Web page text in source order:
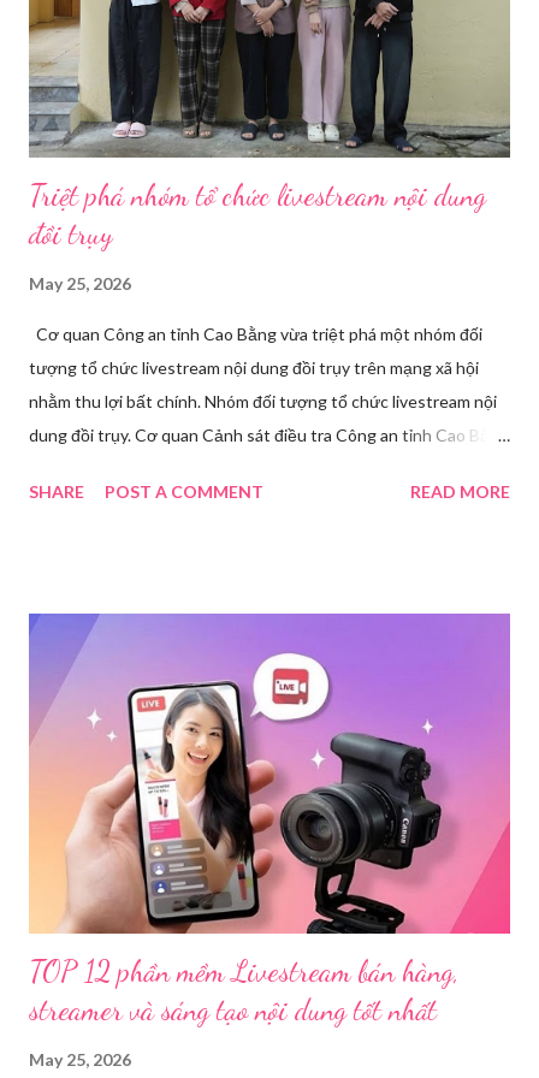
Triệt phá nhóm tổ chức livestream nội dung
đồi trụy
May 25, 2026
Cơ quan Công an tỉnh Cao Bằng vừa triệt phá một nhóm đối
tượng tổ chức livestream nội dung đồi trụy trên mạng xã hội
nhằm thu lợi bất chính. Nhóm đối tượng tổ chức livestream nội
dung đồi trụy. Cơ quan Cảnh sát điều tra Công an tỉnh Cao Bằng
tạm giam đối với Triệu Thị Dung về hành vi truyền bá văn hóa
dụng điện thoại xuất hiện các hoạt động phát trực tiếp nội dung
nhạy cảm, có dấu hiệu vi phạm pháp luật. Ngay sau khi tiếp
nhận, đơn vị đã nhanh chóng tổ chức xác minh, thu thập dữ liệu
để làm rõ. Kết quả điều tra ban đầu xác định, Triệu Thị Dung
(sinh năm 1994), trú tại xã Phủ Thông, tỉnh Thái Nguyên, cùng
một số đối tượng khác đã tham gia tổ chức livestream nội dung
đồi trụy nhằm mục đích thu lợi. Các đối tượng liên quan gồm
L.V.D (sinh ...
SHARE POST A COMMENT READ MORE
TOP 12 phần mềm Livestream bán hàng,
streamer và sáng tạo nội dung tốt nhất
May 25, 2026